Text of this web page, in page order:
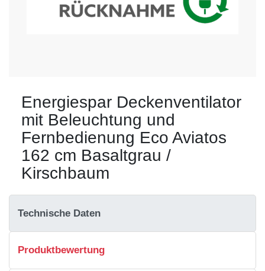
Energiespar Deckenventilator
mit Beleuchtung und
Fernbedienung Eco Aviatos
162 cm Basaltgrau /
Kirschbaum
Technische Daten
Produktbewertung